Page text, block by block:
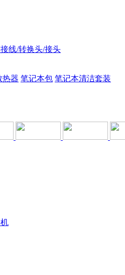
线/转换头/接头
热器 笔记本包 笔记本清洁套装